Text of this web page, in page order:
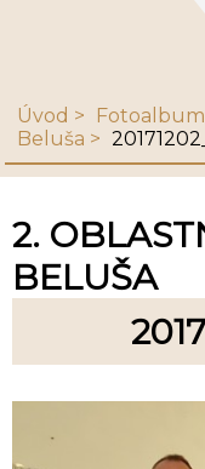
Úvod Fotoalbum
Beluša
2.
BELUŠA